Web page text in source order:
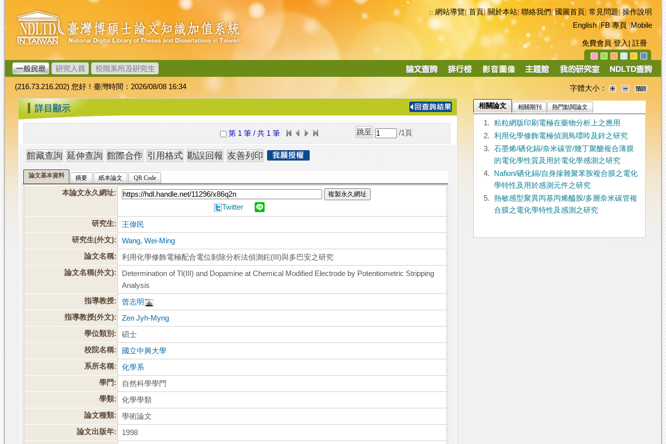
跳
到
主
要
內
容
臺
灣
博
碩
士
論
文
加
值
系
統
::: 網站導覽|首頁|關於本站 聯絡我們|國圖首頁 常見問題|操作說明
English|FB 專頁|Mobile
免費會員 登入 註冊
導
(216.73.216.202) 您好！臺灣時間：2026/08/08 16:34 字體大小：
::: 詳目顯示
第 1 筆 / 共 1 筆 /1 頁
論文基本資料 摘要 紙本論文 QR Code
本論文永久網址: 複製永久網址
Twitter
研究生:
王偉民
研究生(外文):
Wang, Wei-Ming
論文名稱:
利用化學修飾電極配合電位剝除分析法偵測鉈(III)與多巴安之研究
論文名稱(外文):
Determination of Tl(III) and Dopamine at Chemical Modified Electrode by Potentiometric Stripping
Analysis
指導教授:
曾志明
指導教授(外文):
Zen Jyh-Myng
學位類別:
碩士
校院名稱:
國立中興大學
系所名稱:
化學系
學門:
自然科學學門
學類:
化學學類
論文種類:
學術論文
論文出版年:
1998
相關論文 相關期刊 熱門點閱論文
1.
粘粒網版印刷電極在藥物分析上之應用
2.
利用化學修飾電極偵測鳥嘌呤及鋅之研究
3.
石墨烯/硒化鎘/奈米碳管/幾丁聚醣複合薄膜
的電化學性質及用於電化學感測之研究
4.
Nafion/硒化鎘/自身摻雜聚苯胺複合膜之電化
學特性及用於感測元件之研究
5.
熱敏感型聚異丙基丙烯醯胺/多層奈米碳管複
合膜之電化學特性及感測之研究